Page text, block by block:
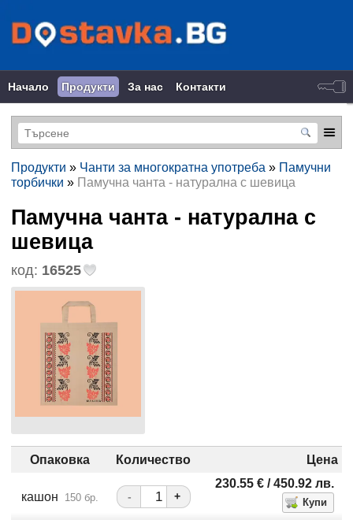
Начало Продукти За нас Контакти
Продукти » Чанти за многократна употреба » Памучни
торбички » Памучна чанта - натурална с шевица
Памучна чанта - натурална с
шевица
код: 16525
Опаковка Количество Цена
кашон 150 бр. - +
230.55 €/ 450.92 лв.